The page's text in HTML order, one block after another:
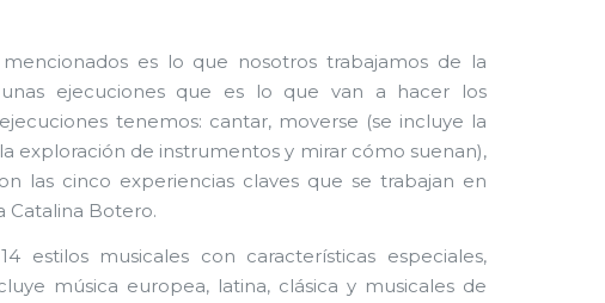
mencionados es lo que nosotros trabajamos de la
ejecuciones que es lo que van a hacer los
tenemos: cantar, moverse (se incluye la
exploración de instrumentos y mirar cómo suenan),
las cinco experiencias claves que se trabajan en
Catalina Botero.
estilos musicales con características especiales,
música europea, latina, clásica y musicales de